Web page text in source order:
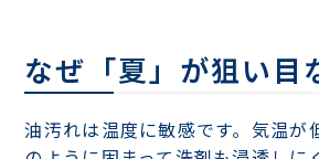
なぜ「夏」が狙い目
油汚れは温度に敏感です。気温が